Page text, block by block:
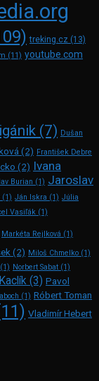
treking.cz (13)
(11) youtube.com
(7) Dušan
(2) František Debre
(2) Ivana
Burian (1) Jaroslav
(1) Ján Iskra (1) Júlia
Vasiľák (1)
Markéta Rejlková (1)
(2) Miloš Chmelko (1)
(1) Norbert Sabat (1)
(3) Pavol
(1) Róbert Toman
Vladimír Hebert